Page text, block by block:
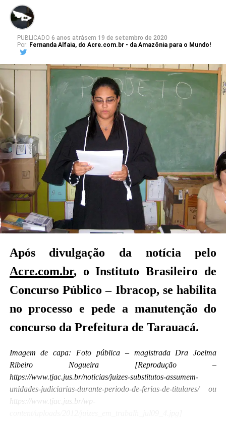
PUBLICADO 6 anos atrásem 19 de setembro de 2020
Por: Fernanda Alfaia, do Acre.com.br - da Amazônia para o Mundo!
Após divulgação da notícia pelo
Acre.com.br, o Instituto Brasileiro de
Concurso Público – Ibracop, se habilita
no processo e pede a manutenção do
concurso da Prefeitura de Tarauacá.
Imagem de capa: Foto pública – magistrada Dra Joelma
Ribeiro Nogueira [Reprodução –
https://www.tjac.jus.br/noticias/juizes-substitutos-assumem-
unidades-judiciarias-durante-periodo-de-ferias-de-titulares/ ou
https://www.tjac.jus.br/wp-